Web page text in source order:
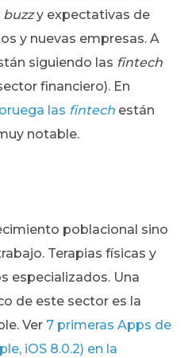
buzzy expectativas de
y nuevas empresas. A
siguiendo las fintech
financiero). En
las fintech están
notable.
poblacional sino
Terapias físicas y
especializados. Una
de este sector es la
Ver 7 primeras Apps de
iOS 8.0.2) en la